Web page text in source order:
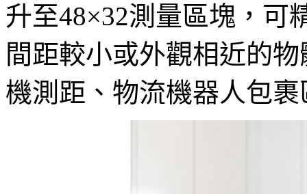
升至48×32測量區塊，可
間距較小或外觀相近的
機測距、物流機器人包